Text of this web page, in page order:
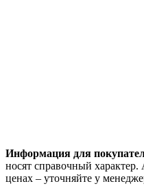
Информация для
носят справочный
ценах – уточняйте у